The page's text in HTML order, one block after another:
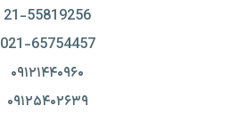
21-55819256‏
021-65754457
۰۹۱۲۱۴۴۰۹۶۰
۰۹۱۲۵۴۰۲۶۳۹